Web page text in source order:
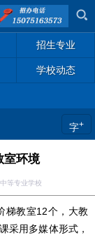
招生专业
学校动态
字+
室环境
专业学校
梯教室12个，大教
采用多媒体形式，